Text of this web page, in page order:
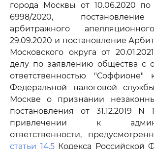
города Москвы от 10.06.2020
6998/2020,
арбитражного
29.09.2020 и постановление
Московского округа от
делу по заявлению общества с
ответственностью "Соффионе"
Федеральной налоговой
Москве о признании
постановления от 31.12.2019 N
привлечении к
ответственности,
статьи 14.5Кодекса Российской